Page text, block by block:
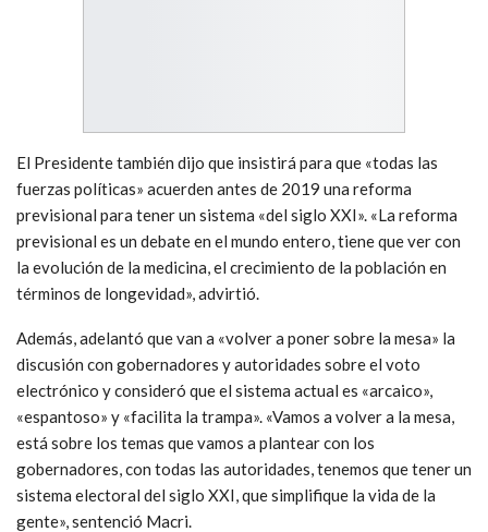
El Presidente también dijo que insistirá para que «todas las
fuerzas políticas» acuerden antes de 2019 una reforma
previsional para tener un sistema «del siglo XXI». «La reforma
previsional es un debate en el mundo entero, tiene que ver con
la evolución de la medicina, el crecimiento de la población en
términos de longevidad», advirtió.
Además, adelantó que van a «volver a poner sobre la mesa» la
discusión con gobernadores y autoridades sobre el voto
electrónico y consideró que el sistema actual es «arcaico»,
«espantoso» y «facilita la trampa». «Vamos a volver a la mesa,
está sobre los temas que vamos a plantear con los
gobernadores, con todas las autoridades, tenemos que tener un
sistema electoral del siglo XXI, que simplifique la vida de la
gente», sentenció Macri.